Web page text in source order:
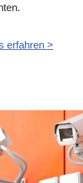
erfahren >